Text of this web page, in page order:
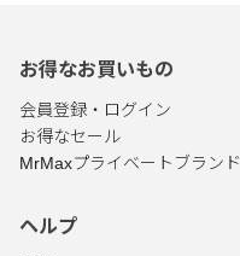
お得なお買いもの
会員登録・ログイン
お得なセール
MrMaxプライベートブランド
ヘルプ